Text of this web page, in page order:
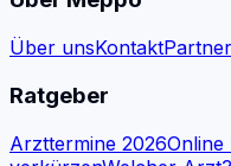
Über unsKontakt
Ratgeber
Arzttermine 2026Online